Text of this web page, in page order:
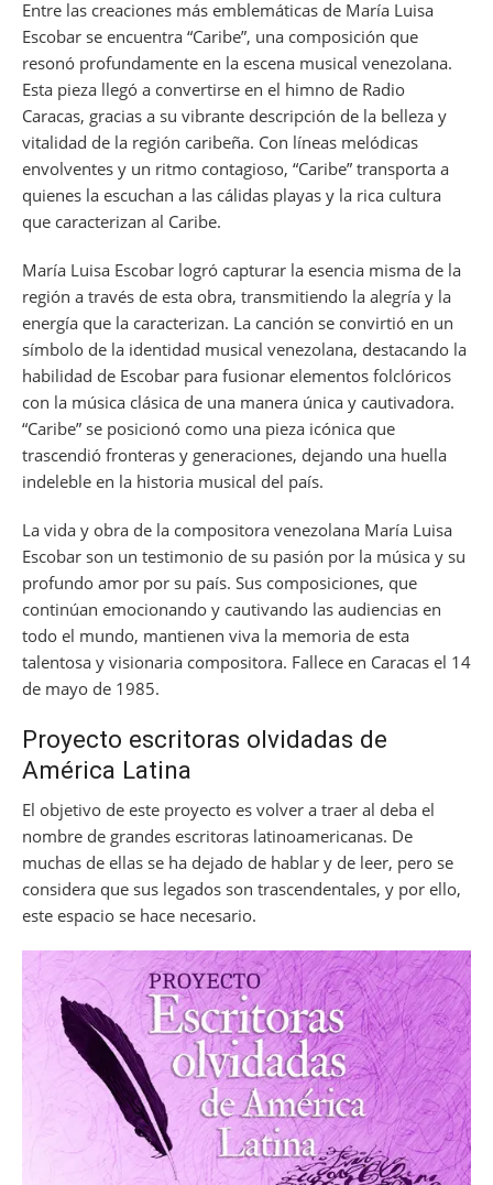
Entre las creaciones más emblemáticas de María Luisa
Escobar se encuentra “Caribe”, una composición que
resonó profundamente en la escena musical venezolana.
Esta pieza llegó a convertirse en el himno de Radio
Caracas, gracias a su vibrante descripción de la belleza y
vitalidad de la región caribeña. Con líneas melódicas
envolventes y un ritmo contagioso, “Caribe” transporta a
quienes la escuchan a las cálidas playas y la rica cultura
que caracterizan al Caribe.
María Luisa Escobar logró capturar la esencia misma de la
región a través de esta obra, transmitiendo la alegría y la
energía que la caracterizan. La canción se convirtió en un
símbolo de la identidad musical venezolana, destacando la
habilidad de Escobar para fusionar elementos folclóricos
con la música clásica de una manera única y cautivadora.
“Caribe” se posicionó como una pieza icónica que
trascendió fronteras y generaciones, dejando una huella
indeleble en la historia musical del país.
La vida y obra de la compositora venezolana María Luisa
Escobar son un testimonio de su pasión por la música y su
profundo amor por su país. Sus composiciones, que
continúan emocionando y cautivando las audiencias en
todo el mundo, mantienen viva la memoria de esta
talentosa y visionaria compositora. Fallece en Caracas el 14
de mayo de 1985.
Proyecto escritoras olvidadas de
América Latina
El objetivo de este proyecto es volver a traer al deba el
nombre de grandes escritoras latinoamericanas. De
muchas de ellas se ha dejado de hablar y de leer, pero se
considera que sus legados son trascendentales, y por ello,
este espacio se hace necesario.